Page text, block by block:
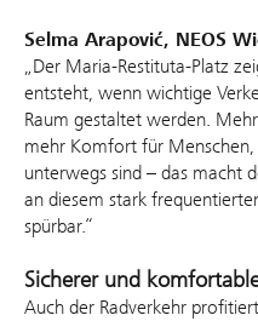
Selma Arapović, NEOS
„Der Maria-Restituta-Platz
entsteht, wenn wichtige
Raum gestaltet werden.
mehr Komfort für
unterwegs sind – das macht
an diesem stark
spürbar.“
Sicherer und
Auch der Radverkehr